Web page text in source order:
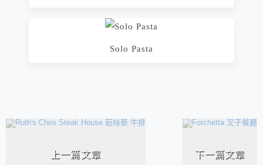
Solo Pasta
相連文章
上一篇文章
下一篇文章